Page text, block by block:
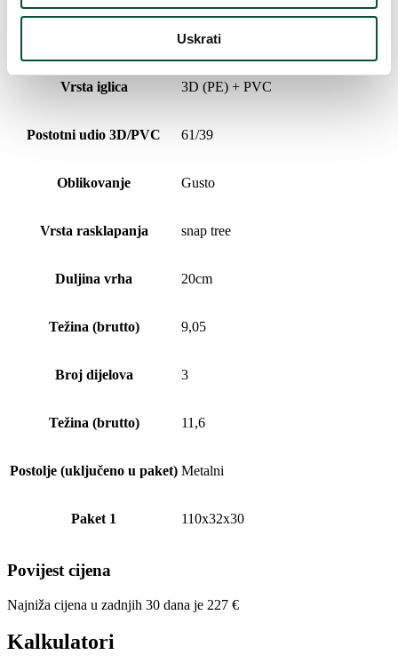
Uskrati
702
Vrsta iglica 3D (PE) + PVC
Postotni udio 3D/PVC 61/39
Oblikovanje Gusto
Vrsta rasklapanja snap tree
Duljina vrha 20cm
Težina (brutto) 9,05
Broj dijelova 3
Težina (brutto) 11,6
Postolje (uključeno u paket) Metalni
Paket 1 110x32x30
Povijest cijena
Najniža cijena u zadnjih 30 dana je 227 €
Kalkulatori